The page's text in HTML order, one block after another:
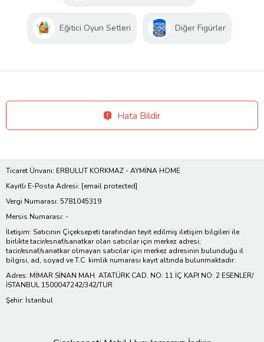
Eğitici Oyun Setleri Diğer Figürler
Hata Bildir
Ticaret Ünvanı: ERBULUT KORKMAZ - AYMİNA HOME
Kayıtlı E-Posta Adresi: [email protected]
Vergi Numarası: 5781045319
Mersis Numarası: -
İletişim: Satıcının Çiçeksepeti tarafından teyit edilmiş iletişim bilgileri ile
birlikte tacir/esnaf/sanatkar olan satıcılar için merkez adresi;
tacir/esnaf/sanatkar olmayan satıcılar için merkez adresinin bulunduğu il
bilgisi, ad, soyad ve T.C. kimlik numarası kayıt altında bulunmaktadır.
Adres: MİMAR SİNAN MAH. ATATÜRK CAD. NO: 11 İÇ KAPI NO: 2 ESENLER/
İSTANBUL 1500047242/342/TUR
Şehir: İstanbul